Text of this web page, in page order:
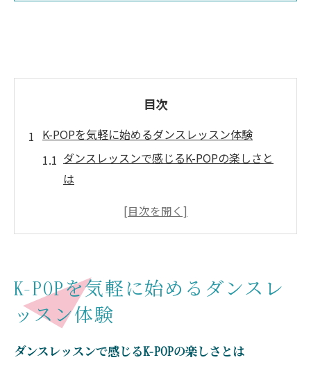
目次
K-POPを気軽に始めるダンスレッスン体験
ダンスレッスンで感じるK-POPの楽しさと
は
初心者が始めやすいダンスレッスンの特徴
未経験者にも安心なダンスレッスンの流れ
ダンスレッスンで音楽と一体になる楽しみ
初心者が安心できる大阪市浪速区の教室選び
K-POPを気軽に始めるダンスレ
ッスン体験
ダンスレッスンで感じるK-POPの楽しさとは